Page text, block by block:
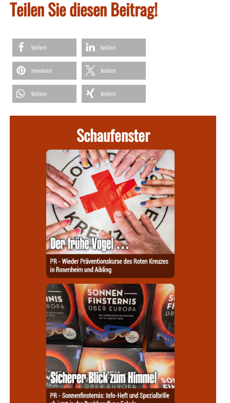
Teilen Sie diesen Beitrag!
teilen teilen
merken teilen
teilen teilen
Schaufenster